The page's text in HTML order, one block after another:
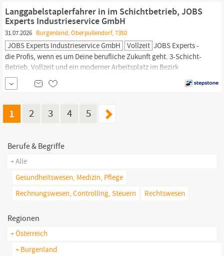
Tätigkeit mit viel...
Langgabelstaplerfahrer in im Schichtbetrieb, JOBS
Experts Industrieservice GmbH
31.07.2026 Burgenland, Oberpullendorf, 7350
JOBS Experts Industrieservice GmbH Vollzeit JOBS Experts -
die Profis, wenn es um Deine berufliche Zukunft geht. 3-Schicht-
Betrieb, Vollzeit und ein moderner Arbeitsplatz im Bezirk
Oberpullendorf – ideal für erfahrene Langgabelstaplerfahrer
innen, die ankommen wollen. Be- und Entladen von LKWs
Langgabelstapler Richtige Entsorgung von
1 2 3 4 5
Berufe & Begriffe
+ Alle
Gesundheitswesen, Medizin, Pflege
Rechnungswesen, Controlling, Steuern
Rechtswesen
Regionen
+ Österreich
+ Burgenland